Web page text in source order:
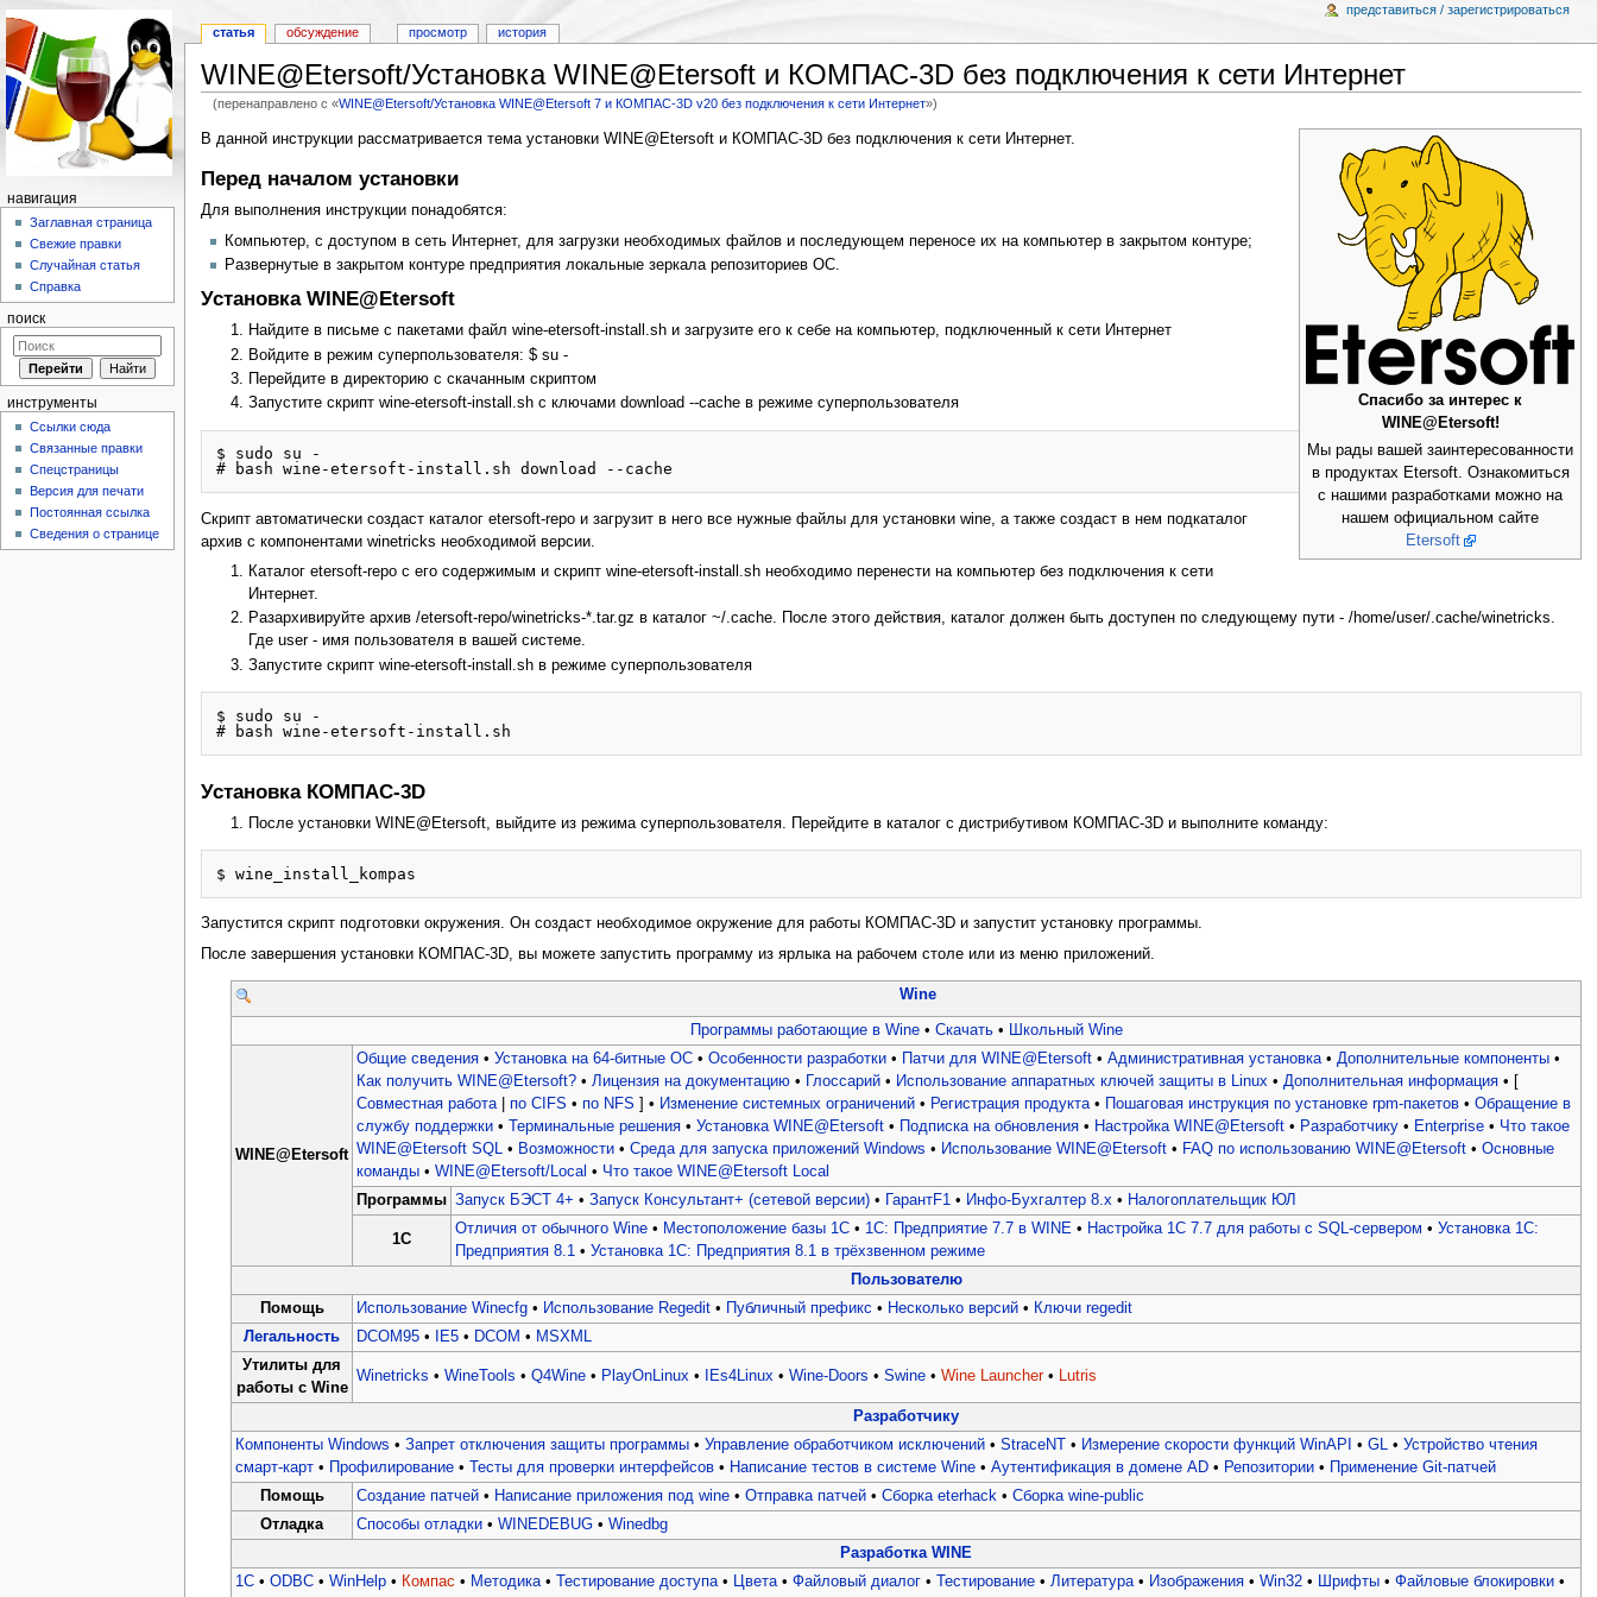
WINE@Etersoft/Установка WINE@Etersoft и КОМПАС-3D без подключения к сети Интернет
(перенаправлено с «WINE@Etersoft/Установка WINE@Etersoft 7 и КОМПАС-3D v20 без подключения к сети Интернет»)
Спасибо за интерес к
WINE@Etersoft!
Мы рады вашей заинтересованности
в продуктах Etersoft. Ознакомиться
с нашими разработками можно на
нашем официальном сайте
Etersoft
В данной инструкции рассматривается тема установки WINE@Etersoft и КОМПАС-3D без подключения к сети Интернет.
Перед началом установки
Для выполнения инструкции понадобятся:
Компьютер, с доступом в сеть Интернет, для загрузки необходимых файлов и последующем переносе их на компьютер в закрытом контуре;
Развернутые в закрытом контуре предприятия локальные зеркала репозиториев ОС.
Установка WINE@Etersoft
Найдите в письме с пакетами файл wine-etersoft-install.sh и загрузите его к себе на компьютер, подключенный к сети Интернет
Войдите в режим суперпользователя: $ su -
Перейдите в директорию с скачанным скриптом
Запустите скрипт wine-etersoft-install.sh с ключами download --cache в режиме суперпользователя
$ sudo su -
Скрипт автоматически создаст каталог etersoft-repo и загрузит в него все нужные файлы для установки wine, а также создаст в нем подкаталог
архив с компонентами winetricks необходимой версии.
Каталог etersoft-repo с его содержимым и скрипт wine-etersoft-install.sh необходимо перенести на компьютер без подключения к сети
Интернет.
Разархивируйте архив /etersoft-repo/winetricks-*.tar.gz в каталог ~/.cache. После этого действия, каталог должен быть доступен по следующему пути - /home/user/.cache/winetricks.
Где user - имя пользователя в вашей системе.
Запустите скрипт wine-etersoft-install.sh в режиме суперпользователя
$ sudo su -
Установка КОМПАС-3D
После установки WINE@Etersoft, выйдите из режима суперпользователя. Перейдите в каталог с дистрибутивом КОМПАС-3D и выполните команду:
Запустится скрипт подготовки окружения. Он создаст необходимое окружение для работы КОМПАС-3D и запустит установку программы.
После завершения установки КОМПАС-3D, вы можете запустить программу из ярлыка на рабочем столе или из меню приложений.
Wine
Программы работающие в Wine• Скачать• Школьный Wine
WINE@Etersoft
Общие сведения• Установка на 64-битные ОС• Особенности разработки• Патчи для WINE@Etersoft• Административная установка• Дополнительные компоненты•
Как получить WINE@Etersoft?• Лицензия на документацию• Глоссарий• Использование аппаратных ключей защиты в Linux• Дополнительная информация• [
Совместная работа| по CIFS • по NFS ] • Изменение системных ограничений• Регистрация продукта• Пошаговая инструкция по установке rpm-пакетов• Обращение в
службу поддержки• Терминальные решения• Установка WINE@Etersoft• Подписка на обновления• Настройка WINE@Etersoft• Разработчику• Enterprise• Что такое
WINE@Etersoft SQL• Возможности• Среда для запуска приложений Windows • Использование WINE@Etersoft• FAQ по использованию WINE@Etersoft• Основные
команды• WINE@Etersoft/Local • Что такое WINE@Etersoft Local
Программы Запуск БЭСТ 4+ • Запуск Консультант+ (сетевой версии)• ГарантF1• Инфо-Бухгалтер 8.x• Налогоплательщик ЮЛ
1C
Отличия от обычного Wine• Местоположение базы 1С• 1C: Предприятие 7.7 в WINE• Настройка 1С 7.7 для работы с SQL-сервером • Установка 1С:
Предприятия 8.1• Установка 1С: Предприятия 8.1 в трёхзвенном режиме
Пользователю
Помощь
Использование Winecfg• Использование Regedit• Публичный префикс • Несколько версий• Ключи regedit
Легальность
DCOM95• IE5• DCOM • MSXML
Утилиты для
работы с Wine
Winetricks • WineTools • Q4Wine• PlayOnLinux• IEs4Linux• Wine-Doors • Swine• Wine Launcher• Lutris
Разработчику
Компоненты Windows • Запрет отключения защиты программы• Управление обработчиком исключений• StraceNT • Измерение скорости функций WinAPI • GL• Устройство чтения
смарт-карт• Профилирование• Тесты для проверки интерфейсов• Написание тестов в системе Wine• Аутентификация в домене AD• Репозитории•
Применение Git-патчей
Помощь
Создание патчей• Написание приложения под wine• Отправка патчей• Сборка eterhack• Сборка wine-public
Отладка
Способы отладки• WINEDEBUG• Winedbg
Разработка WINE
1C• ODBC• WinHelp• Компас • Методика• Тестирование доступа• Цвета• Файловый диалог• Тестирование• Литература• Изображения• Win32• Шрифты• Файловые блокировки•
статья обсуждение просмотр история
представиться / зарегистрироваться
навигация
Заглавная страница
Свежие правки
Случайная статья
Справка
поиск
инструменты
Ссылки сюда
Связанные правки
Спецстраницы
Версия для печати
Постоянная ссылка
Сведения о странице